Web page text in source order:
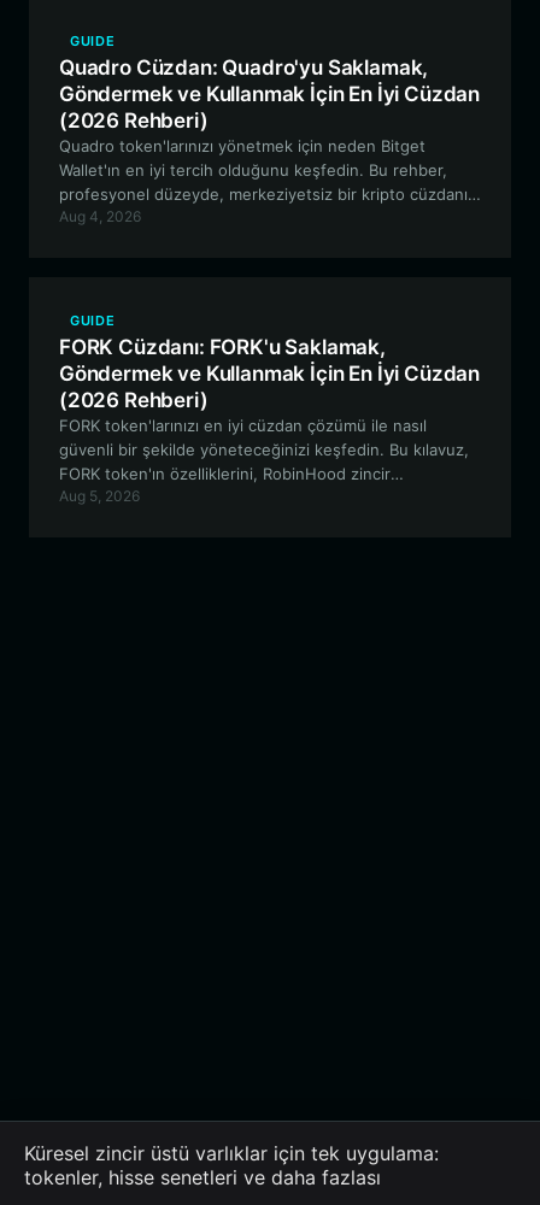
GUIDE
Quadro Cüzdan: Quadro'yu Saklamak,
Göndermek ve Kullanmak İçin En İyi Cüzdan
(2026 Rehberi)
Quadro token'larınızı yönetmek için neden Bitget
Wallet'ın en iyi tercih olduğunu keşfedin. Bu rehber,
profesyonel düzeyde, merkeziyetsiz bir kripto cüzdanı
kullanarak Solana tabanlı deneysel türev token
Aug 4, 2026
GUIDE
FORK Cüzdanı: FORK'u Saklamak,
Göndermek ve Kullanmak İçin En İyi Cüzdan
(2026 Rehberi)
FORK token'larınızı en iyi cüzdan çözümü ile nasıl
güvenli bir şekilde yöneteceğinizi keşfedin. Bu kılavuz,
FORK token'ın özelliklerini, RobinHood zincir
ekosistemindeki rolünü ve FORK cüzdanınızı DeFi
Aug 5, 2026
Küresel zincir üstü varlıklar için tek uygulama:
tokenler, hisse senetleri ve daha fazlası